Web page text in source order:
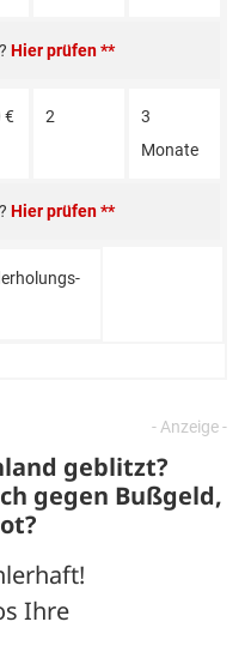
Hier prüfen **
€ 2
3
Monate
Hier prüfen **
geblitzt?
gegen Bußgeld,
Ihre